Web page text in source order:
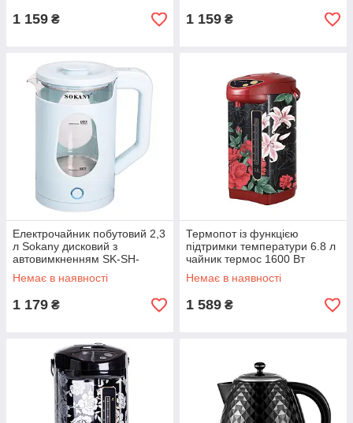
1 159 ₴ 1 159 ₴
Електрочайник побутовий 2,3
л Sokany дисковий з
автовимкненням SK-SH-
1071BL
Немає в наявності
1 179 ₴
Термопот із функцією
підтримки температури 6.8 л
чайник термос 1600 Вт
Sokany SK-09053
Немає в наявності
1 589 ₴